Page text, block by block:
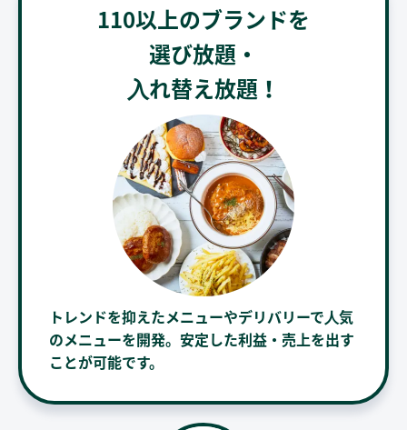
110以上のブランドを
選び放題・
⼊れ替え放題！
トレンドを抑えたメニューやデリバリーで⼈気
のメニューを開発。安定した利益・売上を出す
ことが可能です。